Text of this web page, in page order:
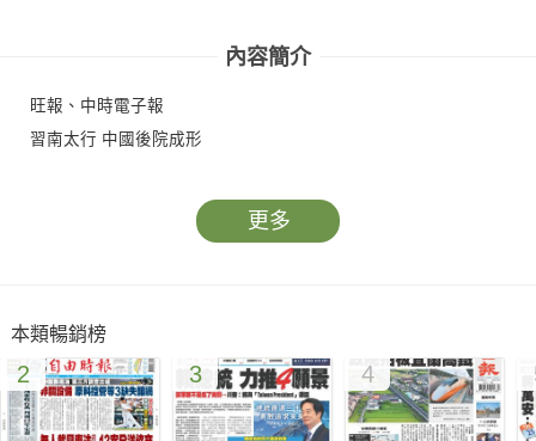
內容簡介
旺報、中時電子報
習南太行 中國後院成形
更多
本類暢銷榜
2 3 4